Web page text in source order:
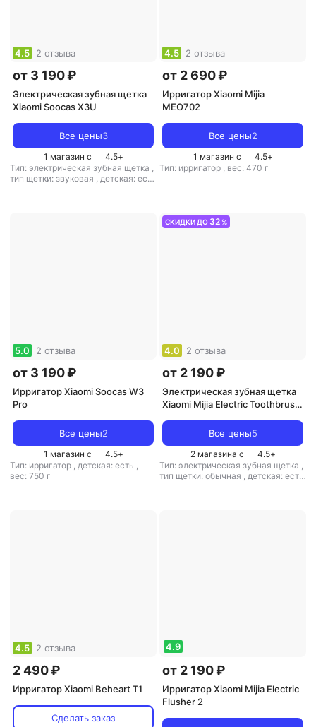
4.5 2 отзыва
от 3 190 ₽
Электрическая зубная щетка
Xiaomi Soocas X3U
Все цены3
1 магазин с 4.5+
Тип: электрическая зубная щетка ,
тип щетки: звуковая , детская: есть
4.5 2 отзыва
от 2 690 ₽
Ирригатор Xiaomi Mijia
MEO702
Все цены2
1 магазин с 4.5+
Тип: ирригатор , вес: 470 г
5.0 2 отзыва
от 3 190 ₽
Ирригатор Xiaomi Soocas W3
Pro
Все цены2
1 магазин с 4.5+
Тип: ирригатор , детская: есть ,
вес: 750 г
СКИДКИ ДО 32 %
4.0 2 отзыва
от 2 190 ₽
Электрическая зубная щетка
Xiaomi Mijia Electric Toothbrush
Все цены5
2 магазина с 4.5+
Тип: электрическая зубная щетка ,
тип щетки: обычная , детская: есть
4.5 2 отзыва
2 490 ₽
Ирригатор Xiaomi Beheart T1
Сделать заказ
4.9
от 2 190 ₽
Ирригатор Xiaomi Mijia Electric
Flusher 2